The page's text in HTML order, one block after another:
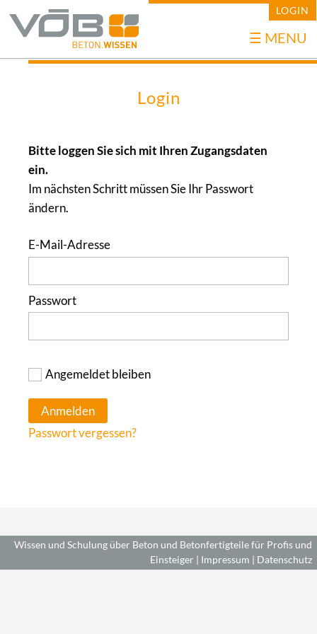
LOGIN
☰ MENU
Login
Bitte loggen Sie sich mit Ihren Zugangsdaten
ein.
Im nächsten Schritt müssen Sie Ihr Passwort
ändern.
E-Mail-Adresse
Passwort
Angemeldet bleiben
Anmelden
Passwort vergessen?
Wissen und Schulung über Beton und Betonfertigteile für Profis und
Einsteiger | Impressum Datenschutz